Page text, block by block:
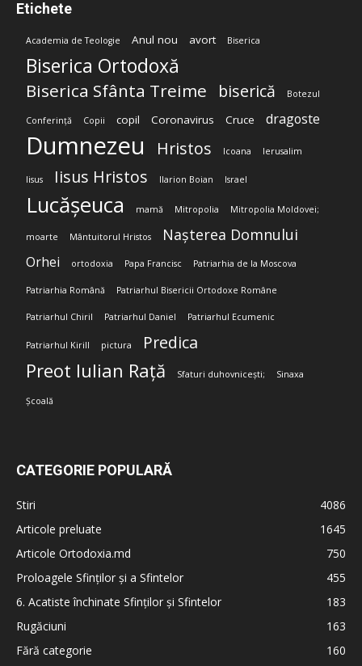
Etichete
Academia de Teologie Anul nou avort Biserica
Biserica Ortodoxă
Biserica Sfânta Treime biserică Botezul
Conferință Copii copil Coronavirus Cruce dragoste
Dumnezeu Hristos Icoana Ierusalim
Iisus Iisus Hristos Ilarion Boian Israel
Lucășeuca mamă Mitropolia Mitropolia Moldovei;
moarte Mântuitorul Hristos Nașterea Domnului
Orhei ortodoxia Papa Francisc Patriarhia de la Moscova
Patriarhia Română Patriarhul Bisericii Ortodoxe Române
Patriarhul Chiril Patriarhul Daniel Patriarhul Ecumenic
Patriarhul Kirill pictura Predica
Preot Iulian Rață Sfaturi duhovnicești; Sinaxa
Școală
CATEGORIE POPULARĂ
Stiri
4086
Articole preluate
1645
Articole Ortodoxia.md
750
Proloagele Sfinților și a Sfintelor
455
6. Acatiste închinate Sfinților și Sfintelor
183
Rugăciuni
163
Fără categorie
160